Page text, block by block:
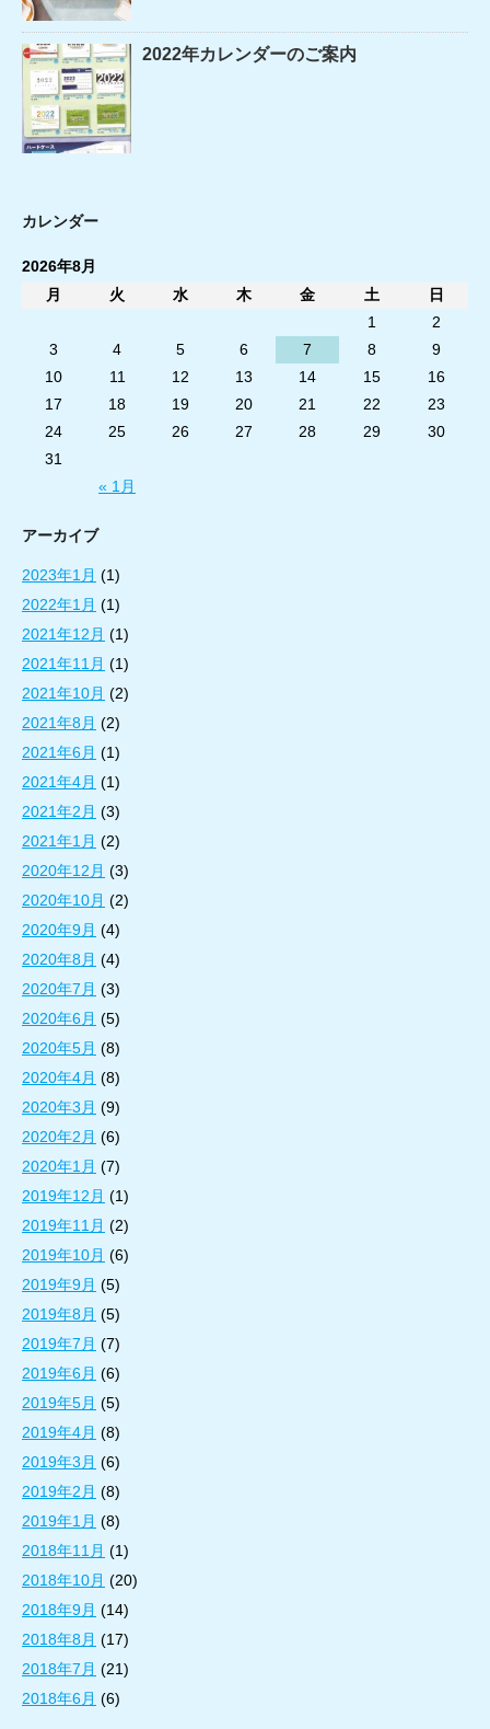
2022年カレンダーのご案内
カレンダー
2026年8月
月
火 水 木 金 土 日
« 1月
1
2
3
4 5 6 7 8
9
10
11 12 13 14 15
16
17
18 19 20 21 22
23
24
25 26 27 28 29
30
31
アーカイブ
2023年1月 (1)
2022年1月 (1)
2021年12月 (1)
2021年11月 (1)
2021年10月 (2)
2021年8月 (2)
2021年6月 (1)
2021年4月 (1)
2021年2月 (3)
2021年1月 (2)
2020年12月 (3)
2020年10月 (2)
2020年9月 (4)
2020年8月 (4)
2020年7月 (3)
2020年6月 (5)
2020年5月 (8)
2020年4月 (8)
2020年3月 (9)
2020年2月 (6)
2020年1月 (7)
2019年12月 (1)
2019年11月 (2)
2019年10月 (6)
2019年9月 (5)
2019年8月 (5)
2019年7月 (7)
2019年6月 (6)
2019年5月 (5)
2019年4月 (8)
2019年3月 (6)
2019年2月 (8)
2019年1月 (8)
2018年11月 (1)
2018年10月 (20)
2018年9月 (14)
2018年8月 (17)
2018年7月 (21)
2018年6月 (6)